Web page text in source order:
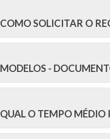
COMO SOLICITAR O
MODELOS -
QUAL O TEMPO MÉDIO